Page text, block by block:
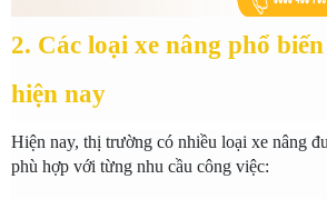
2. Các loại xe nâng phổ
hiện nay
Hiện nay, thị trường có nhiều loại xe nâng
phù hợp với từng nhu cầu công việc: